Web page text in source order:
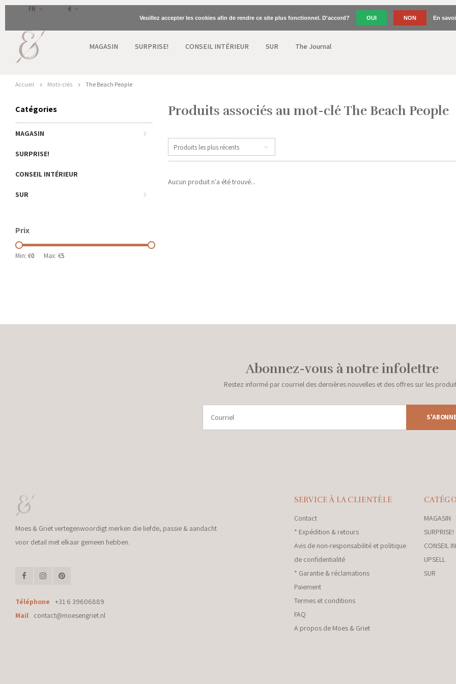
FR €
MAGASIN SURPRISE! CONSEIL INTÉRIEUR SUR The Journal
Accueil Mots-clés The Beach People
Catégories
MAGASIN
SURPRISE!
CONSEIL INTÉRIEUR
SUR
Prix
Min: €0 Max: €5
Produits associés au mot-clé The Beach People
Produits les plus récents
Aucun produit n'a été trouvé...
Abonnez-vous à notre infolettre
Restez informé par courriel des dernières nouvelles et des offres sur les
Moes & Griet vertegenwoordigt merken die liefde, passie & aandacht
voor detail met elkaar gemeen hebben.
Téléphone
+31 6 39606889
Mail
contact@moesengriet.nl
SERVICE À LA CLIENTÈLE
Contact
* Expédition & retours
Avis de non-responsabilité et politique
de confidentialité
* Garantie & réclamations
Paiement
Termes et conditions
FAQ
A propos de Moes & Griet
MAGASIN
SURPRISE!
CONSEIL
UPSELL
SUR
Veuillez accepter les cookies afin de rendre ce site plus fonctionnel. D'accord? OUI NON En